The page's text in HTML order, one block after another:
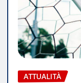
ATTUALITÀ